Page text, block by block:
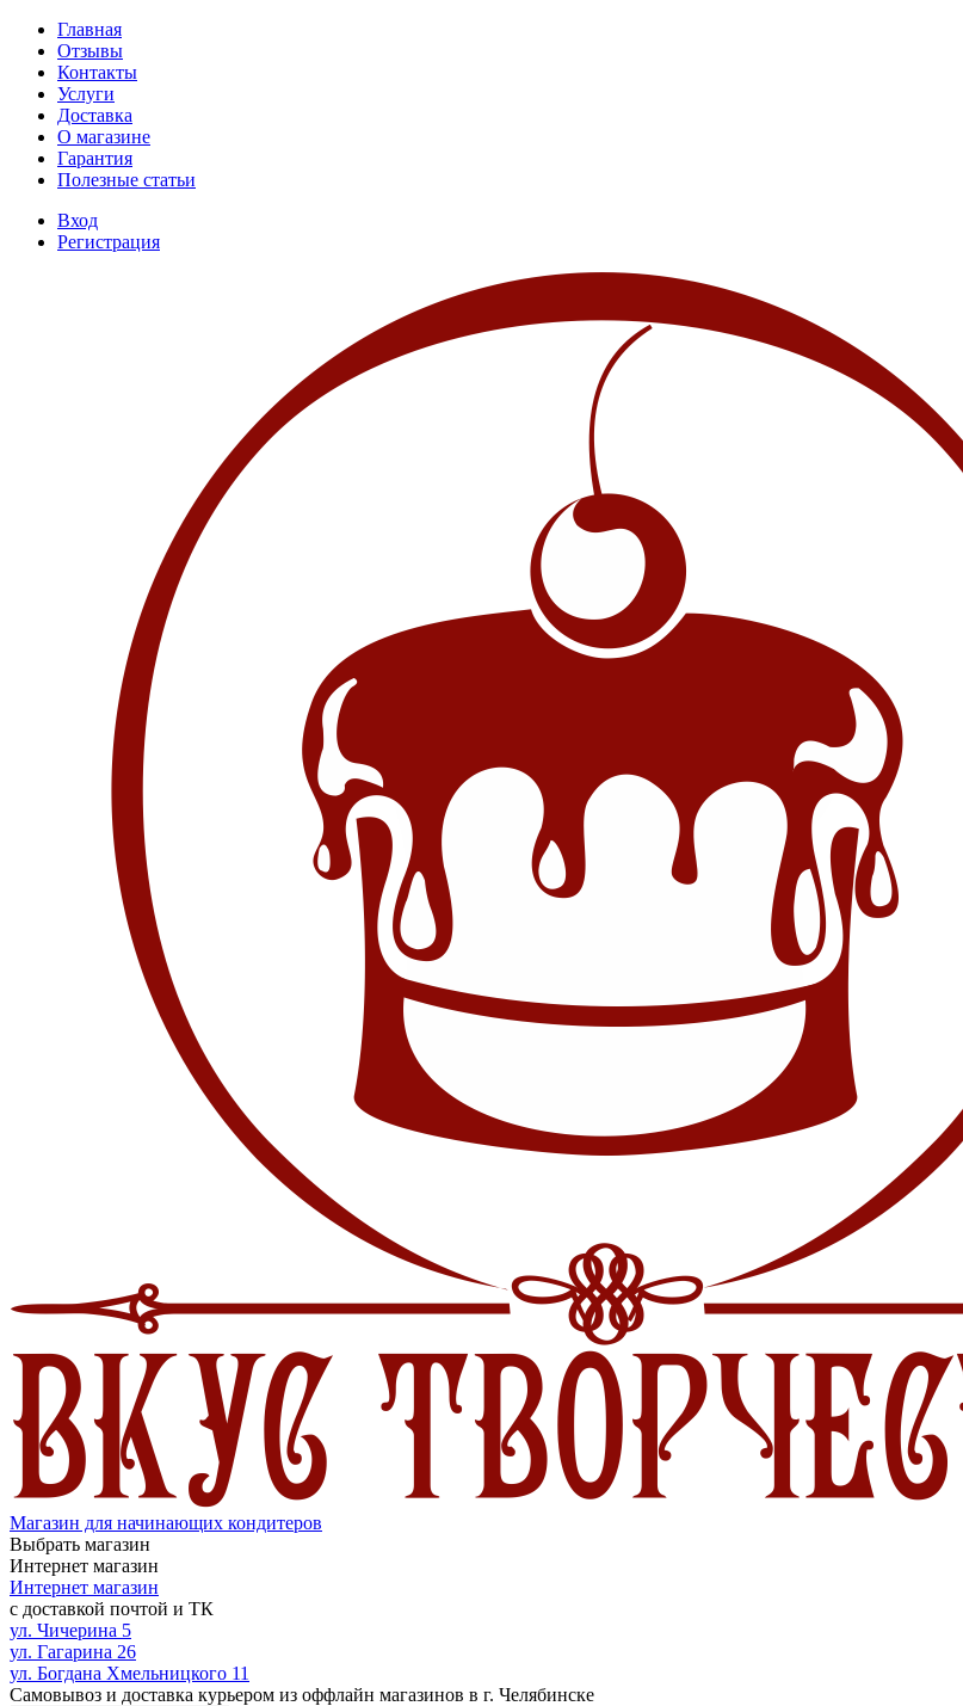
Главная
Отзывы
Контакты
Услуги
Доставка
О магазине
Гарантия
Полезные статьи
Вход
Регистрация
Магазин для начинающих кондитеров
Выбрать магазин
Интернет магазин
Интернет магазин
с доставкой почтой и ТК
ул. Чичерина 5
ул. Гагарина 26
ул. Богдана Хмельницкого 11
Самовывоз и доставка курьером из оффлайн магазинов в г. Челябинске